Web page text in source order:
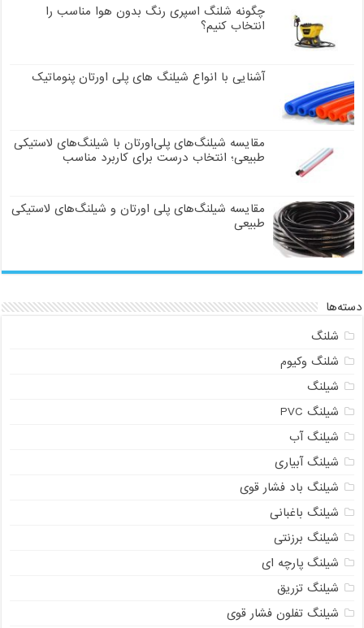
چگونه شلنگ اسپری رنگ بدون هوا مناسب را
انتخاب کنیم؟
آشنایی با انواع شیلنگ های پلی اورتان پنوماتیک
مقایسه شیلنگ‌های پلی‌اورتان با شیلنگ‌های لاستیکی
طبیعی؛ انتخاب درست برای کاربرد مناسب
مقایسه شیلنگ‌های پلی اورتان و شیلنگ‌های لاستیکی
طبیعی
دسته‌ها
شلنگ
شلنگ وکیوم
شیلنگ
شیلنگ PVC
شیلنگ آب
شیلنگ آبیاری
شیلنگ باد فشار قوی
شیلنگ باغبانی
شیلنگ برزنتی
شیلنگ پارچه‌ ای
شیلنگ تزریق
شیلنگ تفلون فشار قوی